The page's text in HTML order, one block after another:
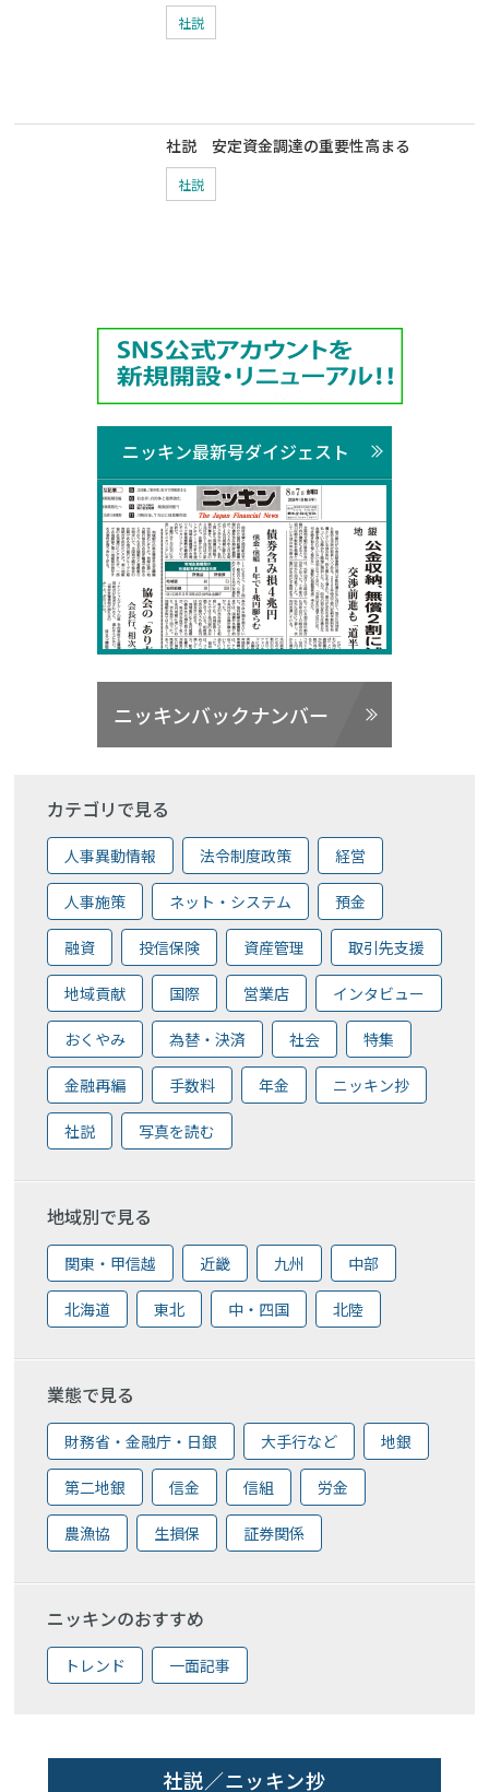
社説
社説 安定資金調達の重要性高まる
社説
ニッキン最新号ダイジェスト
ニッキンバックナンバー
カテゴリで見る
人事異動情報 法令制度政策 経営
人事施策 ネット・システム 預金
融資 投信保険 資産管理 取引先支援
地域貢献 国際 営業店 インタビュー
おくやみ 為替・決済 社会 特集
金融再編 手数料 年金 ニッキン抄
社説 写真を読む
地域別で見る
関東・甲信越 近畿 九州 中部
北海道 東北 中・四国 北陸
業態で見る
財務省・金融庁・日銀 大手行など 地銀
第二地銀 信金 信組 労金
農漁協 生損保 証券関係
ニッキンのおすすめ
トレンド 一面記事
社説／ニッキン抄